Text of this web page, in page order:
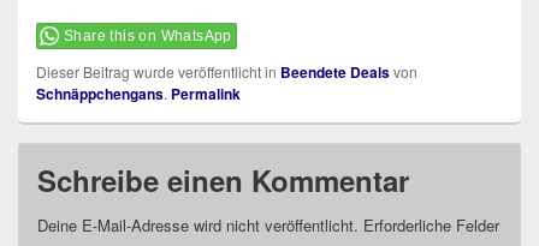
Share this on WhatsApp
Dieser Beitrag wurde veröffentlicht in Beendete Dealsvon
Schnäppchengans. Permalink
Schreibe einen Kommentar
Deine E-Mail-Adresse wird nicht veröffentlicht. Erforderliche Felder